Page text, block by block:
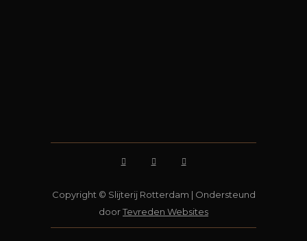
Copyright © Slijterij Rotterdam | Ondersteund
doorTevreden Websites